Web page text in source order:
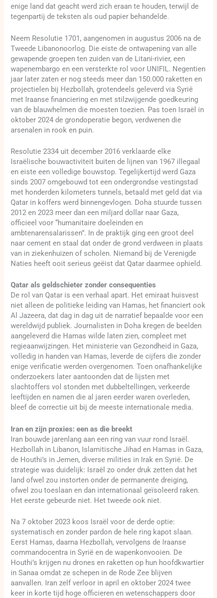
enige land dat geacht werd zich eraan te houden, terwijl de
tegenpartij de teksten als oud papier behandelde.
Neem Resolutie 1701, aangenomen in augustus 2006 na de
Tweede Libanonoorlog. Die eiste de ontwapening van alle
gewapende groepen ten zuiden van de Litani-rivier, een
wapenembargo en een versterkte rol voor UNIFIL. Negentien
jaar later zaten er nog steeds meer dan 150.000 raketten en
projectielen bij Hezbollah, grotendeels geleverd via Syrië
met Iraanse financiering en met stilzwijgende goedkeuring
van de blauwhelmen die moesten toezien. Pas toen Israël in
oktober 2024 de grondoperatie begon, verdwenen die
arsenalen in rook en puin.
Resolutie 2334 uit december 2016 verklaarde elke
Israëlische bouwactiviteit buiten de lijnen van 1967 illegaal
en eiste een volledige bouwstop. Tegelijkertijd werd Gaza
sinds 2007 omgebouwd tot een ondergrondse vestingstad
met honderden kilometers tunnels, betaald met geld dat via
Qatar in koffers werd binnengevlogen. Doha stuurde tussen
2012 en 2023 meer dan een miljard dollar naar Gaza,
officieel voor “humanitaire doeleinden en
ambtenarensalarissen”. In de praktijk ging een groot deel
naar cement en staal dat onder de grond verdween in plaats
van in ziekenhuizen of scholen. Niemand bij de Verenigde
Naties heeft ooit serieus geëist dat Qatar daarmee ophield.
Qatar als geldschieter zonder consequenties
De rol van Qatar is een verhaal apart. Het emiraat huisvest
niet alleen de politieke leiding van Hamas, het financiert ook
Al Jazeera, dat dag in dag uit de narratief bepaalde voor een
wereldwijd publiek. Journalisten in Doha kregen de beelden
aangeleverd die Hamas wilde laten zien, compleet met
regieaanwijzingen. Het ministerie van Gezondheid in Gaza,
volledig in handen van Hamas, leverde de cijfers die zonder
enige verificatie werden overgenomen. Toen onafhankelijke
onderzoekers later aantoonden dat de lijsten met
slachtoffers vol stonden met dubbeltellingen, verkeerde
leeftijden en namen die al jaren eerder waren overleden,
bleef de correctie uit bij de meeste internationale media.
Iran en zijn proxies: een as die breekt
Iran bouwde jarenlang aan een ring van vuur rond Israël.
Hezbollah in Libanon, Islamitische Jihad en Hamas in Gaza,
de Houthi’s in Jemen, diverse milities in Irak en Syrië. De
strategie was duidelijk: Israël zo onder druk zetten dat het
land ofwel zou instorten onder de permanente dreiging,
ofwel zou toeslaan en dan internationaal geïsoleerd raken.
Het eerste gebeurde niet. Het tweede ook niet.
Na 7 oktober 2023 koos Israël voor de derde optie:
systematisch en zonder pardon de hele ring kapot slaan.
Eerst Hamas, daarna Hezbollah, vervolgens de Iraanse
commandocentra in Syrië en de wapenkonvooien. De
Houthi’s krijgen nu drones en raketten op hun hoofdkwartier
in Sanaa omdat ze schepen in de Rode Zee blijven
aanvallen. Iran zelf verloor in april en oktober 2024 twee
keer in korte tijd hoge officieren en wetenschappers door